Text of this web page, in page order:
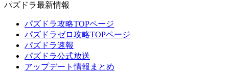
パズドラ最新情報
パズドラ攻略TOPページ
パズドラゼロ攻略TOPページ
パズドラ速報
パズドラ公式放送
アップデート情報まとめ